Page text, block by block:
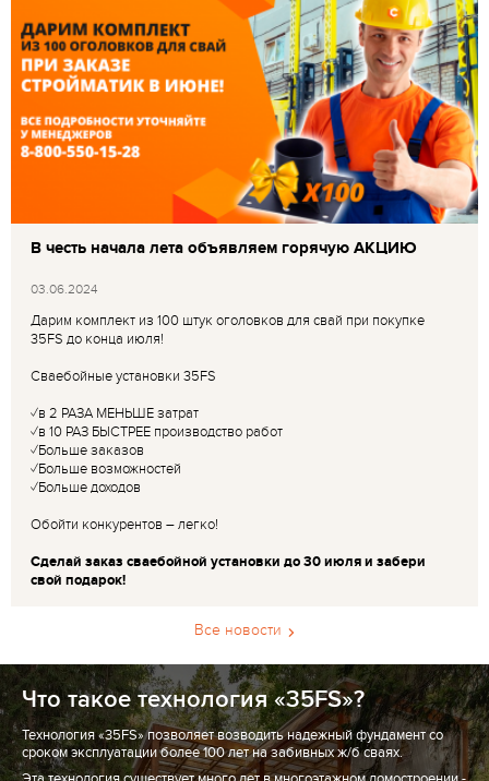
В честь начала лета объявляем горячую АКЦИЮ
03.06.2024
Дарим комплект из 100 штук оголовков для свай при покупке
35FS до конца июля!
Сваебойные установки 35FS
✓в 2 РАЗА МЕНЬШЕ затрат
✓в 10 РАЗ БЫСТРЕЕ производство работ
✓Больше заказов
✓Больше возможностей
✓Больше доходов
Обойти конкурентов – легко!
Сделай заказ сваебойной установки до 30 июля и забери
свой подарок!
Все новости
Что такое технология «35FS»?
Технология «35FS» позволяет возводить надежный фундамент со
сроком эксплуатации более 100 лет на забивных ж/б сваях.